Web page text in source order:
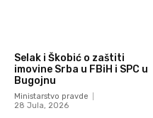
Selak i Škobić o zaštiti
imovine Srba u FBiH i SPC u
Bugojnu
Ministarstvo pravde
28 Jula, 2026